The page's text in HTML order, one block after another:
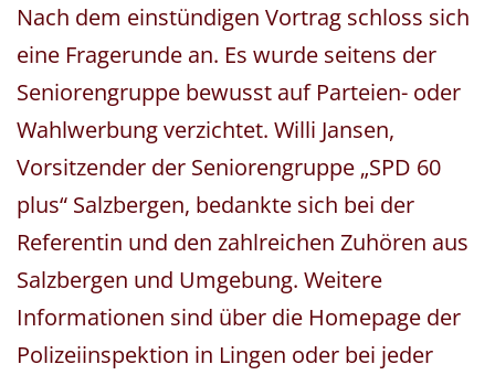
Nach dem einstündigen Vortrag schloss sich
eine Fragerunde an. Es wurde seitens der
Seniorengruppe bewusst auf Parteien- oder
Wahlwerbung verzichtet. Willi Jansen,
Vorsitzender der Seniorengruppe „SPD 60
plus“ Salzbergen, bedankte sich bei der
Referentin und den zahlreichen Zuhören aus
Salzbergen und Umgebung. Weitere
Informationen sind über die Homepage der
Polizeiinspektion in Lingen oder bei jeder